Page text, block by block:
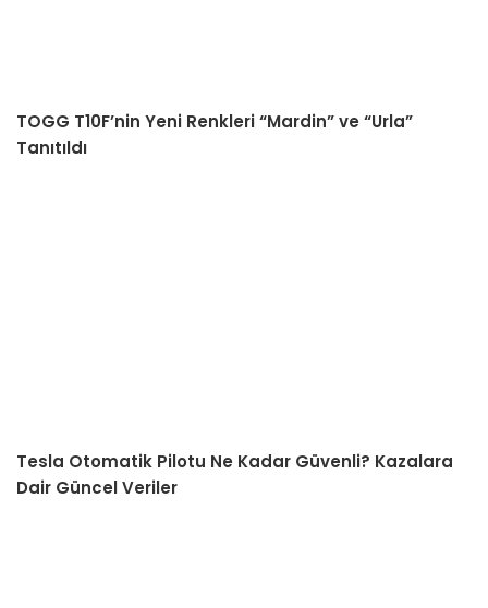
TOGG T10F’nin Yeni Renkleri “Mardin” ve “Urla”
Tanıtıldı
Tesla Otomatik Pilotu Ne Kadar Güvenli? Kazalara
Dair Güncel Veriler